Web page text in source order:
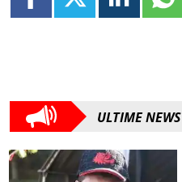
ULTIME NEWS